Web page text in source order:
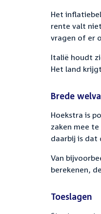
Het
rente valt
vragen of er
Italië houdt
Het land
Brede
Hoekstra is
zaken mee
daarbij is dat
Van
berekenen,
Toeslagen